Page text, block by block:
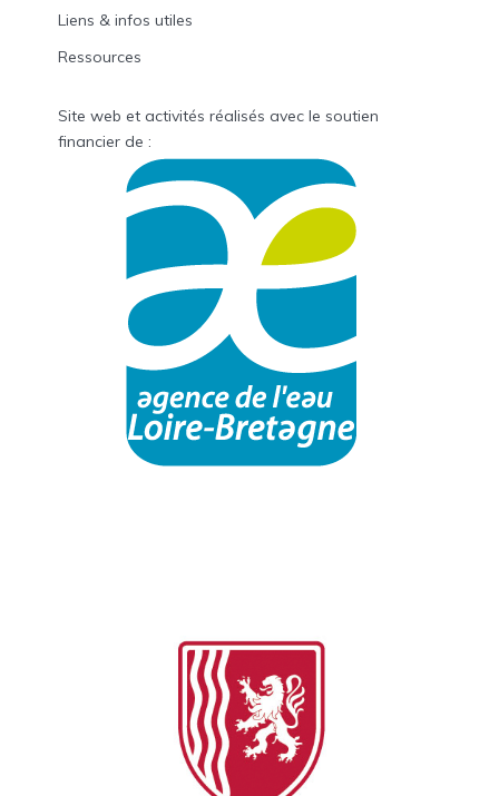
Liens & infos utiles
Ressources
Site web et activités réalisés avec le soutien
financier de :